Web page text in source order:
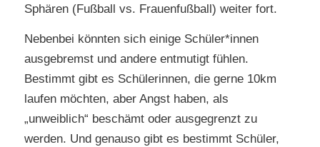
Sphären (Fußball vs. Frauenfußball) weiter fort.
Nebenbei könnten sich einige Schüler*innen
ausgebremst und andere entmutigt fühlen.
Bestimmt gibt es Schülerinnen, die gerne 10km
laufen möchten, aber Angst haben, als
„unweiblich“ beschämt oder ausgegrenzt zu
werden. Und genauso gibt es bestimmt Schüler,